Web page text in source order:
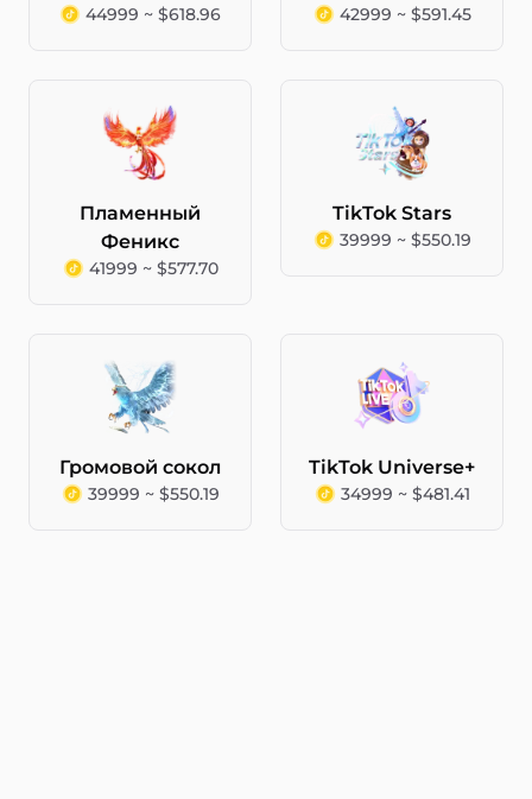
44999 ~ $618.96 42999 ~ $591.45
Пламенный
Феникс
41999 ~ $577.70
TikTok Stars
39999 ~ $550.19
Громовой сокол
39999 ~ $550.19
TikTok Universe+
34999 ~ $481.41